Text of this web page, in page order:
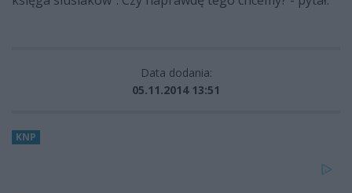
Data dodania:
05.11.2014 13:51
KNP